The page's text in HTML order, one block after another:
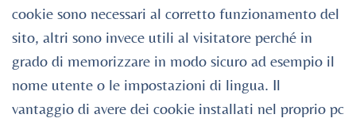
cookie sono necessari al corretto funzionamento del
sito, altri sono invece utili al visitatore perché in
grado di memorizzare in modo sicuro ad esempio il
nome utente o le impostazioni di lingua. Il
vantaggio di avere dei cookie installati nel proprio pc